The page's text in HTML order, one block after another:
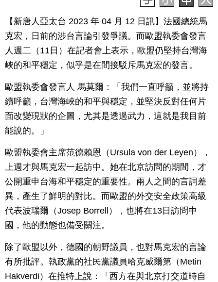
【新唐人亞太台 2023 年 04 月 12 日訊】法國總統馬
克宏，日前的涉台言論引發爭議。而歐盟執委會發言
人週二（11日）在記者會上表示，歐盟仍堅持台灣海
峽的和平穩定，似乎是在間接駁斥馬克宏的發言。
歐盟執委會發言人 馬莫爾：「我們一直呼籲，並將持
續呼籲，台灣海峽的和平與穩定，並堅決反對任何片
面改變現狀的企圖，尤其是透過武力，這就是我目前
能說的。」
歐盟執委會主席范德賴恩（Ursula von der Leyen），
上週才與馬克宏一起訪中。她在北京訪問的期間，才
公開重申台海和平穩定的重要性。兩人之間的言詞差
異，產生了鮮明的對比。而歐盟的外交安全政策高級
代表波瑞爾（Josep Borrell），也將在13日訪問中
國，他的動態也備受關注。
除了歐盟以外，德國的朝野議員，也對馬克宏的言論
有所批評。執政黨的社民黨議員哈克威爾第（Metin
Hakverdi）在推特上說：「西方在與北京打交道時自